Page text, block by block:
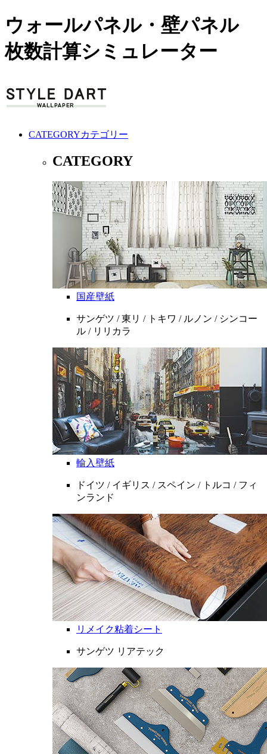
ウォールパネル・壁パネル
枚数計算シミュレーター
CATEGORYカテゴリー
CATEGORY
国産壁紙
サンゲツ / 東リ / トキワ / ルノン / シンコー
ル / リリカラ
輸入壁紙
ドイツ / イギリス / スペイン / トルコ / フィ
ンランド
リメイク粘着シート
サンゲツ リアテック